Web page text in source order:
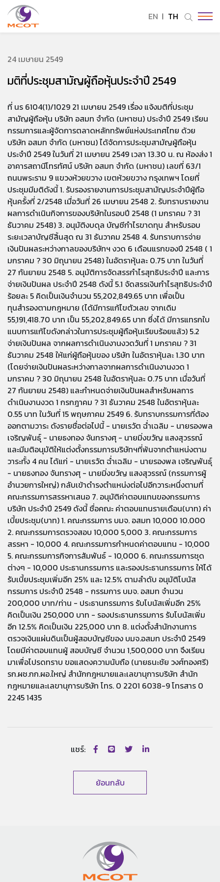
EN TH
24 เมษายน 2549
มติที่ประชุมสามัญผู้ถือหุ้นประจำปี 2549
ที่ นร 6104(1)/1029 21 เมษายน 2549 เรื่อง แจ้งมติที่ประชุม
สามัญผู้ถือหุ้น บริษัท อสมท จำกัด (มหาชน) ประจำปี 2549 เรียน
กรรมการและผู้จัดการตลาดหลักทรัพย์แห่งประเทศไทย ด้วย
บริษัท อสมท จำกัด (มหาชน) ได้จัดการประชุมสามัญผู้ถือหุ้น
ประจำปี 2549 ในวันที่ 21 เมษายน 2549 เวลา 13.30 น. ณ ห้องส่ง 1
อาคารสถานีโทรทัศน์ บริษัท อสมท จำกัด (มหาชน) เลขที่ 63/1
ถนนพระราม 9 แขวงห้วยขวาง เขตห้วยขวาง กรุงเทพฯ โดยที่
ประชุมมีมติดังนี้ 1. รับรองรายงานการประชุมสามัญประจำปีผู้ถือ
หุ้นครั้งที่ 2/2548 เมื่อวันที่ 26 เมษายน 2548 2. รับทราบรายงาน
ผลการดำเนินกิจการของบริษัทในรอบปี 2548 (1 มกราคม ? 31
ธันวาคม 2548) 3. อนุมัติงบดุล บัญชีกำไรขาดทุน สำหรับรอบ
ระยะเวลาบัญชีสิ้นสุด ณ 31 ธันวาคม 2548 4. รับทราบการจ่าย
เงินปันผลระหว่างกาลของบริษัทฯ งวด 6 เดือนแรกของปี 2548 ( 1
มกราคม ? 30 มิถุนายน 2548) ในอัตราหุ้นละ 0.75 บาท ในวันที่
27 กันยายน 2548 5. อนุมัติการจัดสรรกำไรสุทธิประจำปี และการ
จ่ายเงินปันผล ประจำปี 2548 ดังนี้ 5.1 จัดสรรเงินกำไรสุทธิประจำปี
ร้อยละ 5 คิดเป็นเงินจำนวน 55,202,849.65 บาท เพื่อเป็น
ทุนสำรองตามกฎหมาย (ได้มีการแก้ไขตัวเลข จากเดิม
55,191,418.70 บาท เป็น 55,202,849.65 บาท ซึ่งได้ มีการแทรกใบ
แนบการแก้ไขดังกล่าวในการประชุมผู้ถือหุ้นเรียบร้อยแล้ว) 5.2
จ่ายเงินปันผล จากผลการดำเนินงานงวดวันที่ 1 มกราคม ? 31
ธันวาคม 2548 ให้แก่ผู้ถือหุ้นของ บริษัท ในอัตราหุ้นละ 1.30 บาท
(โดยจ่ายเงินปันผลระหว่างกาลจากผลการดำเนินงานงวด 1
มกราคม ? 30 มิถุนายน 2548 ในอัตราหุ้นละ 0.75 บาท เมื่อวันที่
27 กันยายน 2548) และกำหนดจ่ายเงินปันผลสำหรับผลการ
ดำเนินงานงวด 1 กรกฎาคม ? 31 ธันวาคม 2548 ในอัตราหุ้นละ
0.55 บาท ในวันที่ 15 พฤษภาคม 2549 6. รับทราบกรรมการที่ต้อง
ออกตามวาระ ดังรายชื่อต่อไปนี้ - นายเรวัต ฉ่ำเฉลิม - นายรองพล
เจริญพันธุ์ - นายธงทอง จันทรางศุ - นายมิ่งขวัญ แสงสุวรรณ์
และมีมติอนุมัติให้แต่งตั้งกรรมการบริษัทฯที่พ้นจากตำแหน่งตาม
วาระทั้ง 4 คน ได้แก่ - นายเรวัต ฉ่ำเฉลิม - นายรองพล เจริญพันธุ์
- นายธงทอง จันทรางศุ - นายมิ่งขวัญ แสงสุวรรณ์ (กรรมการผู้
อำนวยการใหญ่) กลับเข้าดำรงตำแหน่งต่อไปอีกวาระหนึ่งตามที่
คณะกรรมการสรรหาเสนอ 7. อนุมัติค่าตอบแทนของกรรมการ
บริษัท ประจำปี 2549 ดังนี้ ชื่อคณะ ค่าตอบแทนรายเดือน(บาท) ค่า
เบี้ยประชุม(บาท) 1. คณะกรรมการ บมจ. อสมท 10,000 10.000
2. คณะกรรมการตรวจสอบ 10,000 5,000 3. คณะกรรมการ
สรรหา - 10,000 4. คณะกรรมการกำหนดค่าตอบแทน - 10,000
5. คณะกรรมการกิจการสัมพันธ์ - 10,000 6. คณะกรรมการชุด
ต่างๆ - 10,000 ประธานกรรมการ และรองประธานกรรมการ ให้ได้
รับเบี้ยประชุมเพิ่มอีก 25% และ 12.5% ตามลำดับ อนุมัติโบนัส
กรรมการ ประจำปี 2548 - กรรมการ บมจ. อสมท จำนวน
200,000 บาท/ท่าน - ประธานกรรมการ รับโบนัสเพิ่มอีก 25%
คิดเป็นเงิน 250,000 บาท - รองประธานกรรมการ รับโบนัสเพิ่ม
อีก 12.5% คิดเป็นเงิน 225,000 บาท 8. แต่งตั้งสำนักงานการ
ตรวจเงินแผ่นดินเป็นผู้สอบบัญชีของ บมจ.อสมท ประจำปี 2549
โดยมีค่าตอบแทนผู้ สอบบัญชี จำนวน 1,500,000 บาท จึงเรียน
มาเพื่อโปรดทราบ ขอแสดงความนับถือ (นายธนะชัย วงศ์ทองศรี)
รก.ผช.กก.ผอ.ใหญ่ สำนักกฎหมายและเลขานุการบริษัท สำนัก
กฎหมายและเลขานุการบริษัท โทร. 0 2201 6038-9 โทรสาร 0
2245 1435
แชร์:
ย้อนกลับ